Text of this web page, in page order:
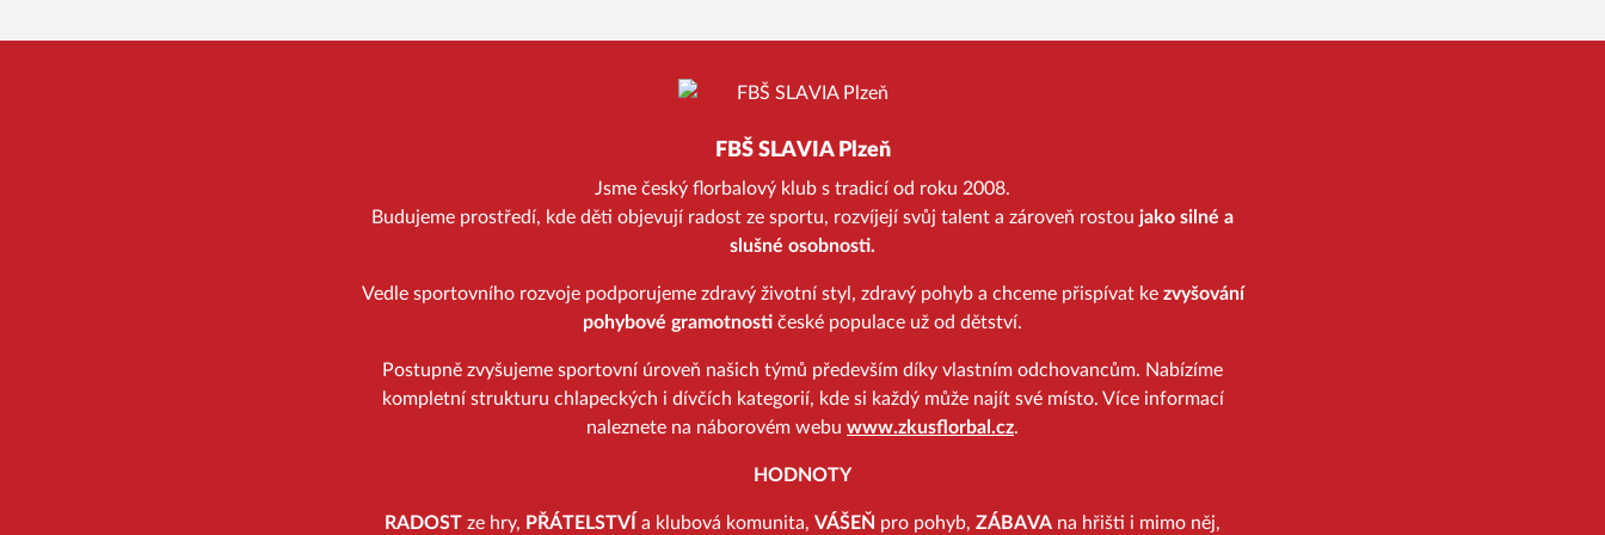
FBŠ SLAVIA Plzeň
Jsme český florbalový klub s tradicí od roku 2008.
Budujeme prostředí, kde děti objevují radost ze sportu, rozvíjejí svůj talent a zároveň rostou jako silné a
slušné osobnosti.
Vedle sportovního rozvoje podporujeme zdravý životní styl, zdravý pohyb a chceme přispívat kezvyšování
pohybové gramotnosti české populace už od dětství.
Postupně zvyšujeme sportovní úroveň našich týmů především díky vlastním odchovancům. Nabízíme
kompletní strukturu chlapeckých i dívčích kategorií, kde si každý může najít své místo. Více informací
naleznete na náborovém webu www.zkusflorbal.cz.
HODNOTY
RADOST ze hry, PŘÁTELSTVÍ a klubová komunita, VÁŠEŇ pro pohyb, ZÁBAVA na hřišti i mimo něj,